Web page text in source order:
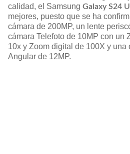
calidad, el Samsung Galaxy S24
mejores, puesto que se ha
cámara de 200MP, un lente
cámara Telefoto de 10MP con un
10x y Zoom digital de 100X y una
Angular de 12MP.